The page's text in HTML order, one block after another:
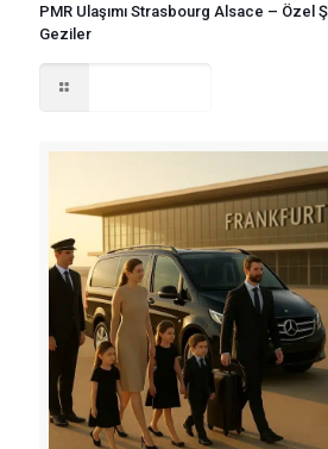
PMR Ulaşımı Strasbourg Alsace – Özel
Geziler